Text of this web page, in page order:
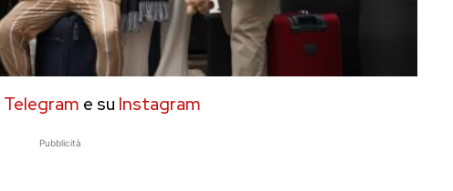
Telegram e su Instagram
Pubblicità